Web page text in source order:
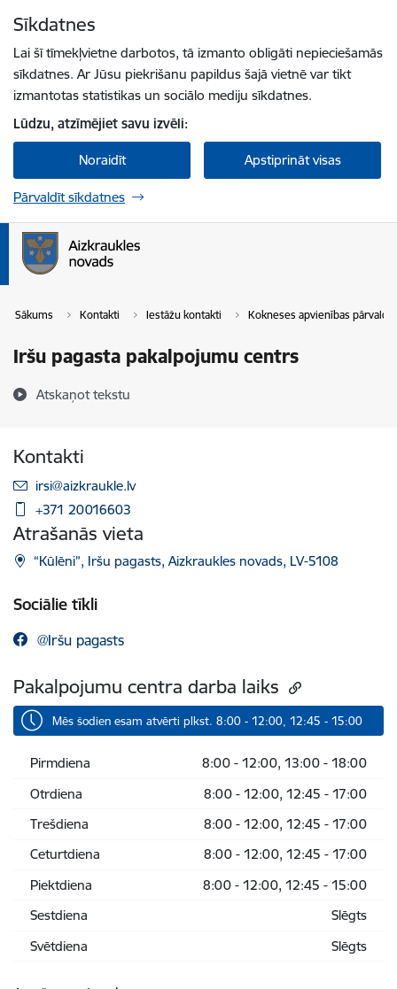
Sīkdatnes
Lai šī tīmekļvietne darbotos, tā izmanto obligāti nepieciešamās
sīkdatnes. Ar Jūsu piekrišanu papildus šajā vietnē var tikt
izmantotas statistikas un sociālo mediju sīkdatnes.
Lūdzu, atzīmējiet savu izvēli:
Noraidīt Apstiprināt visas
Pārvaldīt sīkdatnes
Sākums Kontakti Iestāžu kontakti Kokneses apvienības pārvalde
Iršu pagasta pakalpojumu centrs
Atskaņot tekstu
Kontakti
E-pasts:
irsi@aizkraukle.lv
+371 20016603
Atrašanās vieta
“Kūlēni”, Iršu pagasts, Aizkraukles novads, LV-5108
Sociālie tīkli
@Iršu pagasts
Pakalpojumu centra darba laiks
Mēs šodien esam atvērti plkst. 8:00 - 12:00, 12:45 - 15:00
Pirmdiena
8:00 - 12:00, 13:00 - 18:00
Otrdiena
8:00 - 12:00, 12:45 - 17:00
Trešdiena
8:00 - 12:00, 12:45 - 17:00
Ceturtdiena
8:00 - 12:00, 12:45 - 17:00
Piektdiena
8:00 - 12:00, 12:45 - 15:00
Sestdiena
Slēgts
Svētdiena
Slēgts